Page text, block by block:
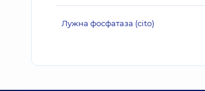
Лужна фосфатаза (cito)